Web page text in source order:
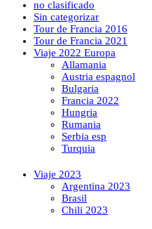
no clasificado
Sin categorizar
Tour de Francia 2016
Tour de Francia 2021
Viaje 2022 Europa
Allamania
Austria espagnol
Bulgaria
Francia 2022
Hungria
Rumania
Serbia esp
Turquia
Viaje 2023
Argentina 2023
Brasil
Chili 2023